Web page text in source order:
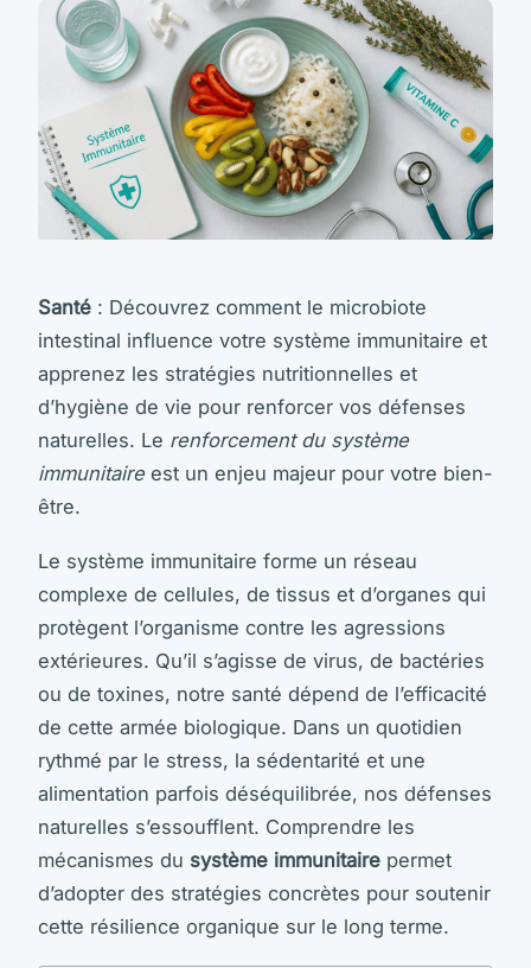
Santé : Découvrez comment le microbiote
intestinal influence votre système immunitaire et
apprenez les stratégies nutritionnelles et
d’hygiène de vie pour renforcer vos défenses
naturelles. Le renforcement du système
immunitaireest un enjeu majeur pour votre bien-
être.
Le système immunitaire forme un réseau
complexe de cellules, de tissus et d’organes qui
protègent l’organisme contre les agressions
extérieures. Qu’il s’agisse de virus, de bactéries
ou de toxines, notre santé dépend de l’efficacité
de cette armée biologique. Dans un quotidien
rythmé par le stress, la sédentarité et une
alimentation parfois déséquilibrée, nos défenses
naturelles s’essoufflent. Comprendre les
mécanismes du système immunitaire permet
d’adopter des stratégies concrètes pour soutenir
cette résilience organique sur le long terme.